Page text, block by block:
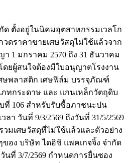
ด ตั้งอยู่ในนิคมอุตสาหกรรมเวลโก
วดราคาขายเศษวัสดุไม่ใช้แล้วจาก
1 มกราคม 2570 ถึง 31 ธันวาคม
ดยผู้สนใจต้องมีใบอนุญาตโรงงาน
ษพลาสติก เศษฟิล์ม บรรจุภัณฑ์
ทกระดาษ และ แกนเหล็กวัตถุดิบ
ที่ 106 สำหรับรับซื้อภาชนะปน
ลา วันที่ 9/3/2569 ถึงวันที่ 31/5/2569
มเศษวัสดุที่ไม่ใช้แล้วและตัวอย่าง
อง บริษัท ไดอิชิ แพคเกจจิ้ง จำกัด
วันที่ 3/7/2569 กำหนดการยื่นซอง